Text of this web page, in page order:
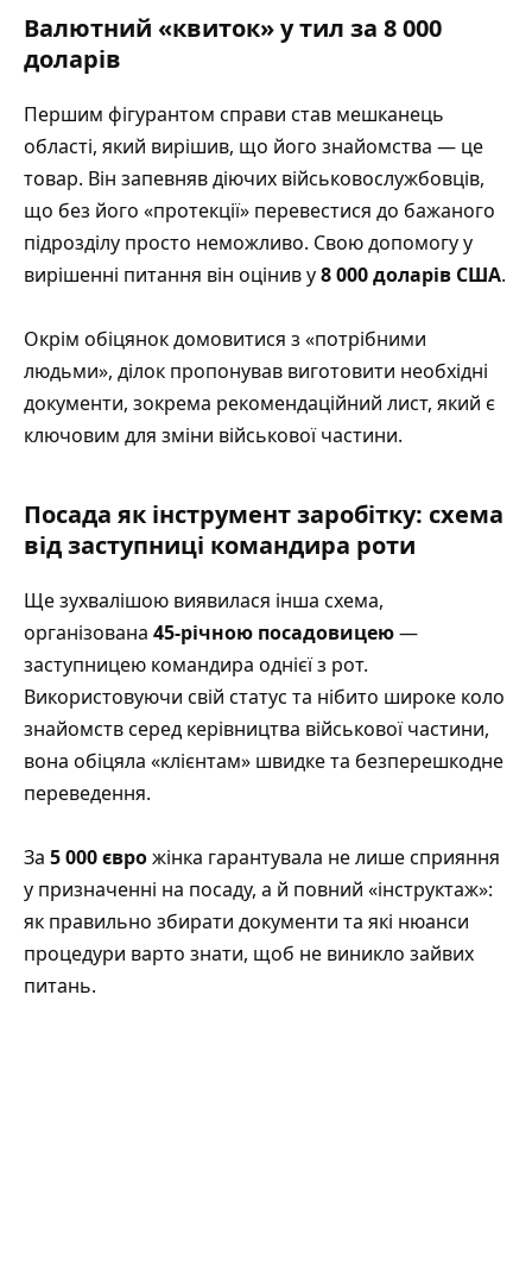
Валютний «квиток» у тил за 8 000
доларів
Першим фігурантом справи став мешканець
області, який вирішив, що його знайомства — це
товар. Він запевняв діючих військовослужбовців,
що без його «протекції» перевестися до бажаного
підрозділу просто неможливо. Свою допомогу у
вирішенні питання він оцінив у8 000 доларів США.
Окрім обіцянок домовитися з «потрібними
людьми», ділок пропонував виготовити необхідні
документи, зокрема рекомендаційний лист, який є
ключовим для зміни військової частини.
Посада як інструмент заробітку: схема
від заступниці командира роти
Ще зухвалішою виявилася інша схема,
організована 45-річною посадовицею—
заступницею командира однієї з рот.
Використовуючи свій статус та нібито широке коло
знайомств серед керівництва військової частини,
вона обіцяла «клієнтам» швидке та безперешкодне
переведення.
За 5 000 єврожінка гарантувала не лише сприяння
у призначенні на посаду, а й повний «інструктаж»:
як правильно збирати документи та які нюанси
процедури варто знати, щоб не виникло зайвих
питань.